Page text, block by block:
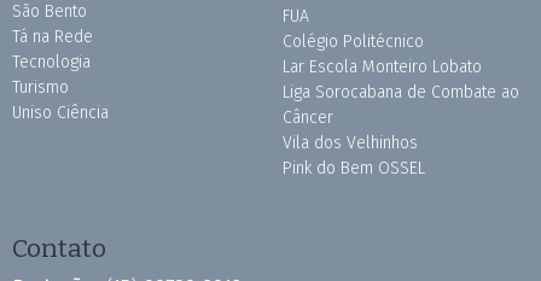
São Bento
Tá na Rede
Tecnologia
Turismo
Uniso Ciência
FUA
Colégio Politécnico
Lar Escola Monteiro Lobato
Liga Sorocabana de Combate ao
Câncer
Vila dos Velhinhos
Pink do Bem OSSEL
Contato